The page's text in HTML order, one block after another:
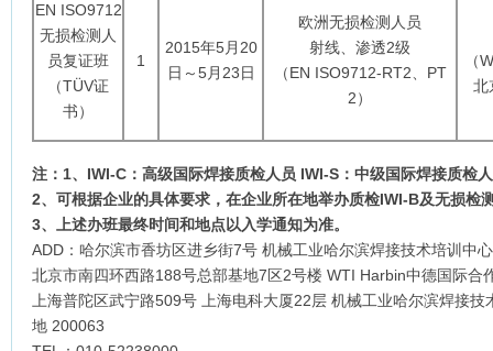
EN ISO9712
无损检测人
员复证班
（TÜV证
书）
1
2015年5月20
日～5月23日
欧洲无损检测人员
射线、渗透2级
（EN ISO9712-RT2、PT
2）
（
北
注： 1、 IWI-C ：高级国际焊接质检人员 IWI-S ：中级国际焊接质检
2、可根据企业的具体要求，在企业所在地举办质检IWI-B及无损检
3、上述办班最终时间和地点以入学通知为准。
ADD：哈尔滨市香坊区进乡街7号 机械工业哈尔滨焊接技术培训中
北京市南四环西路188号总部基地7区2号楼 WTI Harbin中德国际合
上海普陀区武宁路509号 上海电科大厦22层 机械工业哈尔滨焊接
地 200063